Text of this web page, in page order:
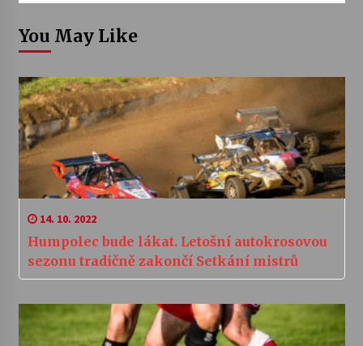
You May Like
14. 10. 2022
Humpolec bude lákat. Letošní autokrosovou
sezonu tradičně zakončí Setkání mistrů